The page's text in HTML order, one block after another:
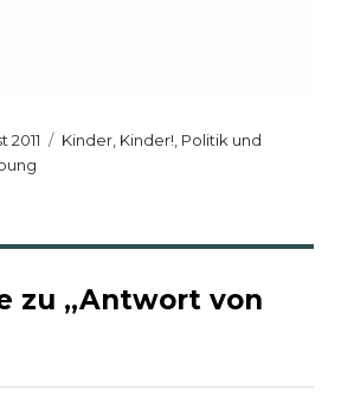
2011 Kategorien
Kinder, Kinder! Politik und
zu „Antwort von